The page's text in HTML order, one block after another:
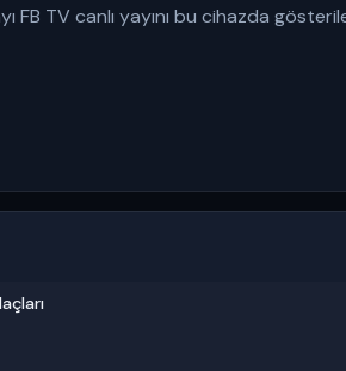
FB TV canlı yayını bu cihazda